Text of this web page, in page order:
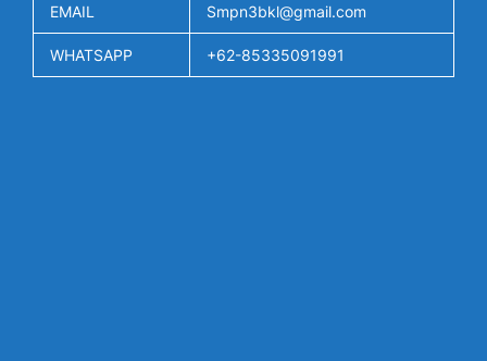
EMAIL Smpn3bkl@gmail.com
WHATSAPP +62-85335091991